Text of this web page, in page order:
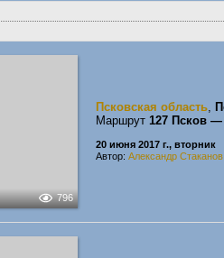
796
Псковская область,
Маршрут 127 Псков
20 июня 2017 г., вторник
Автор: Александр Стаканов